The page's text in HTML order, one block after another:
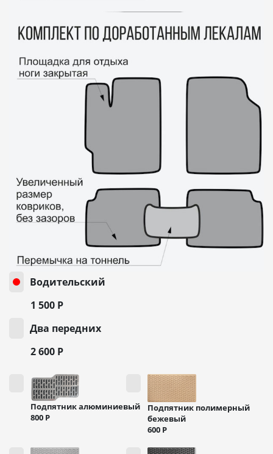
Водительский
1 500 Р
Два передних
2 600 Р
Подпятник алюминиевый
800 Р
Подпятник полимерный
бежевый
600 Р